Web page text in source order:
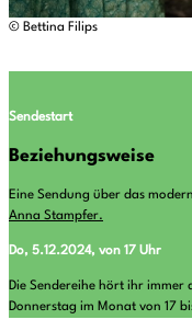
© Bettina Filips
Sendestart
Beziehungsweise
Eine Sendung über das
Anna Stampfer.
Do, 5.12.2024, von 17 Uhr
Die Sendereihe hört ihr immer
Donnerstag im Monat von 17